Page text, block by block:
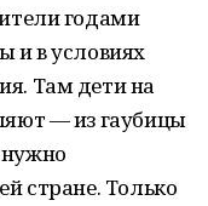
годами
и в условиях
Там дети на
— из гаубицы
стране. Только